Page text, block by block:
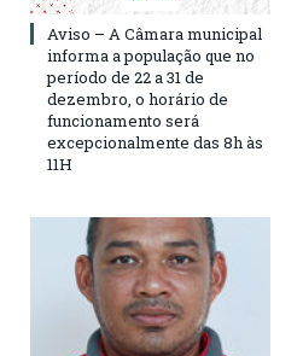
Aviso – A Câmara municipal
informa a população que no
período de 22 a 31 de
dezembro, o horário de
funcionamento será
excepcionalmente das 8h às
11H